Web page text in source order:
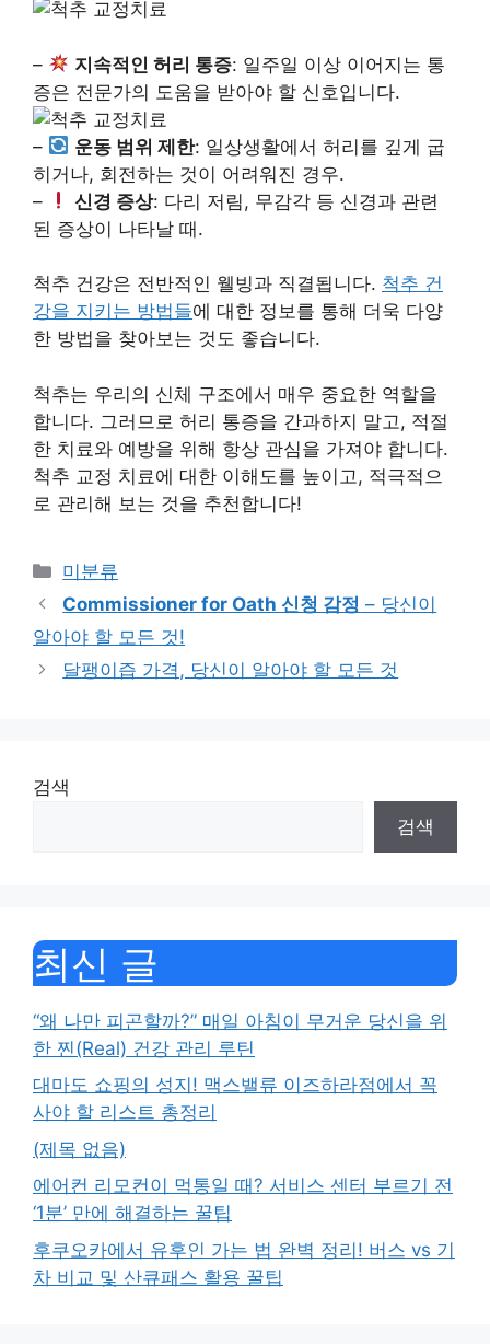
– 지속적인 허리 통증: 일주일 이상 이어지는 통
증은 전문가의 도움을 받아야 할 신호입니다.
– 운동 범위 제한: 일상생활에서 허리를 깊게 굽
히거나, 회전하는 것이 어려워진 경우.
–
신경 증상: 다리 저림, 무감각 등 신경과 관련
된 증상이 나타날 때.
척추 건강은 전반적인 웰빙과 직결됩니다. 척추 건
강을 지키는 방법들에 대한 정보를 통해 더욱 다양
한 방법을 찾아보는 것도 좋습니다.
척추는 우리의 신체 구조에서 매우 중요한 역할을
합니다. 그러므로 허리 통증을 간과하지 말고, 적절
한 치료와 예방을 위해 항상 관심을 가져야 합니다.
척추 교정 치료에 대한 이해도를 높이고, 적극적으
로 관리해 보는 것을 추천합니다!
Categories
미분류
Commissioner for Oath 신청 감정 – 당신이
알아야 할 모든 것!
달팽이즙 가격, 당신이 알아야 할 모든 것
검색
검색
최신 글
“왜 나만 피곤할까?” 매일 아침이 무거운 당신을 위
한 찐(Real) 건강 관리 루틴
대마도 쇼핑의 성지! 맥스밸류 이즈하라점에서 꼭
사야 할 리스트 총정리
(제목 없음)
에어컨 리모컨이 먹통일 때? 서비스 센터 부르기 전
‘1분’ 만에 해결하는 꿀팁
후쿠오카에서 유후인 가는 법 완벽 정리! 버스 vs 기
차 비교 및 산큐패스 활용 꿀팁